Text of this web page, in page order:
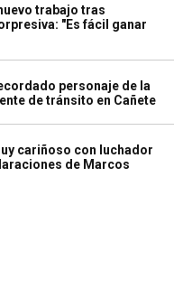
trabajo tras
"Es fácil ganar
personaje de la
de tránsito en Cañete
cariñoso con luchador
de Marcos